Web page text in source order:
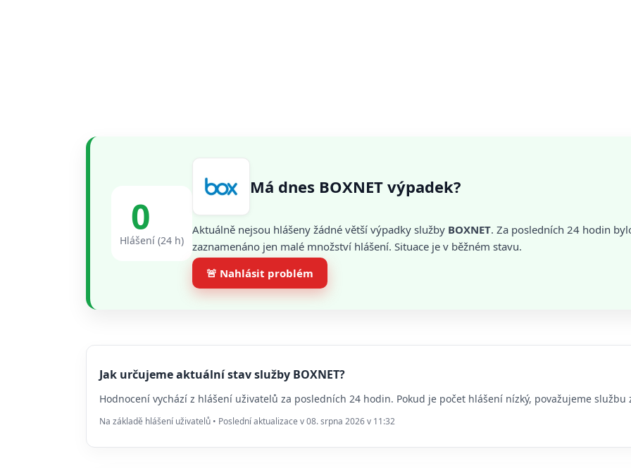
0
Hlášení (24 h)
Má dnes BOXNET výpadek?
Aktuálně nejsou hlášeny žádné větší výpadky služby BOXNET. Za posledních 24 hodin
zaznamenáno jen malé množství hlášení. Situace je v běžném stavu.
🚨 Nahlásit problém
Jak určujeme aktuální stav služby BOXNET?
Hodnocení vychází z hlášení uživatelů za posledních 24 hodin. Pokud je počet hlášení nízký, považujeme službu
Na základě hlášení uživatelů • Poslední aktualizace v 08. srpna 2026 v 11:32